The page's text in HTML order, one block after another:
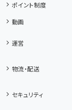
ポイント制度
動画
運営
物流・配送
セキュリティ